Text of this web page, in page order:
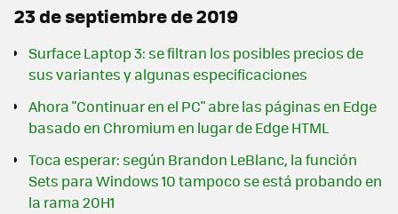
23 de septiembre de 2019
Surface Laptop 3: se filtran los posibles precios de
sus variantes y algunas especificaciones
Ahora "Continuar en el PC" abre las páginas en Edge
basado en Chromium en lugar de Edge HTML
Toca esperar: según Brandon LeBlanc, la función
Sets para Windows 10 tampoco se está probando en
la rama 20H1